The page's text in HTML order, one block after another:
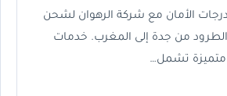
الأمان مع شركة الرهوان لشحن
والطرود من جدة إلى المغرب. خدمات
تشمل…